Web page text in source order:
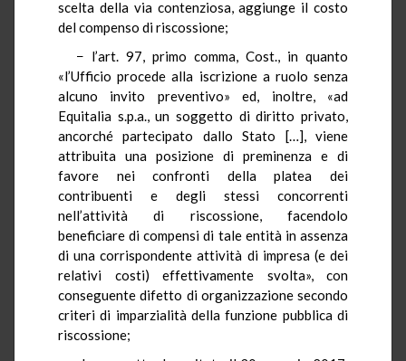
scelta della via contenziosa, aggiunge il costo
del compenso di riscossione;
− l’art. 97, primo comma, Cost., in quanto
«l’Ufficio procede alla iscrizione a ruolo senza
alcuno invito preventivo» ed, inoltre, «ad
Equitalia s.p.a., un soggetto di diritto privato,
ancorché partecipato dallo Stato […], viene
attribuita una posizione di preminenza e di
favore nei confronti della platea dei
contribuenti e degli stessi concorrenti
nell’attività di riscossione, facendolo
beneficiare di compensi di tale entità in assenza
di una corrispondente attività di impresa (e dei
relativi costi) effettivamente svolta», con
conseguente difetto di organizzazione secondo
criteri di imparzialità della funzione pubblica di
riscossione;